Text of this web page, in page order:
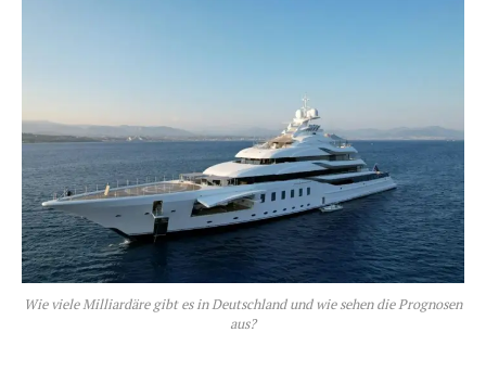
Wie viele Milliardäre gibt es in Deutschland und wie sehen die Prognosen
aus?